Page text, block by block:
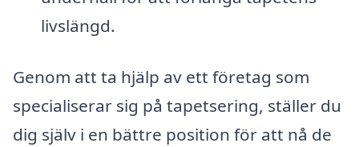
livslängd.
Genom att ta hjälp av ett företag som
specialiserar sig på tapetsering, ställer du
dig själv i en bättre position för att nå de